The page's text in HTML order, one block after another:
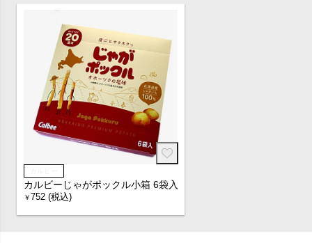
カルビーじゃがポックル小箱 6袋入
￥752 (税込)